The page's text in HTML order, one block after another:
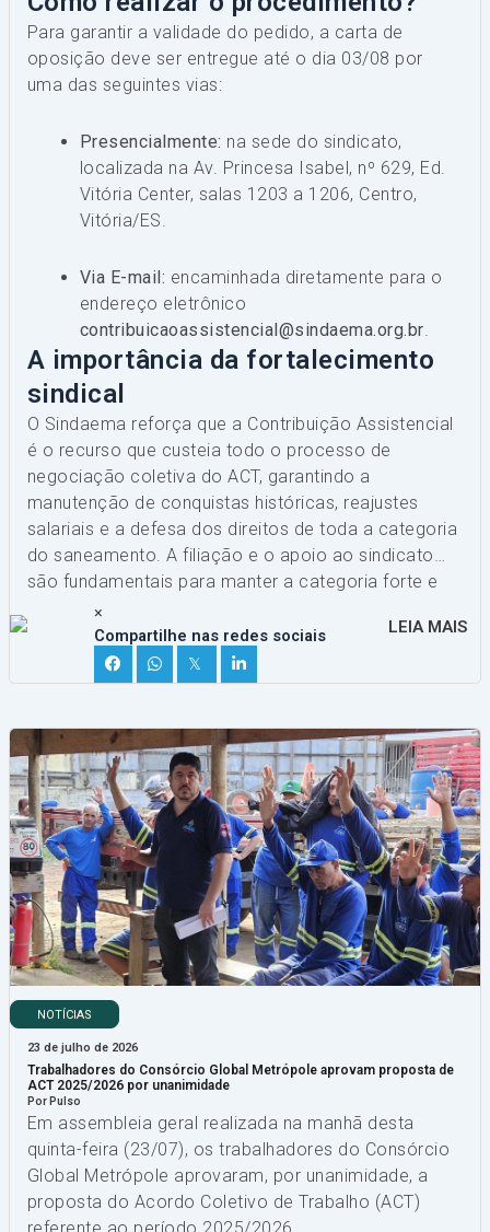
Para garantir a validade do pedido, a carta de
oposição deve ser entregue até o dia 03/08 por
uma das seguintes vias:
Presencialmente: na sede do sindicato,
localizada na Av. Princesa Isabel, nº 629, Ed.
Vitória Center, salas 1203 a 1206, Centro,
Vitória/ES.
Via E-mail: encaminhada diretamente para o
endereço eletrônico
contribuicaoassistencial@sindaema.org.br.
A importância da fortalecimento
sindical
O Sindaema reforça que a Contribuição Assistencial
é o recurso que custeia todo o processo de
negociação coletiva do ACT, garantindo a
manutenção de conquistas históricas, reajustes
salariais e a defesa dos direitos de toda a categoria
do saneamento. A filiação e o apoio ao sindicato
são fundamentais para manter a categoria forte e
representativa.
×
Compartilhe nas redes sociais
𝕏
LEIA MAIS
NOTÍCIAS
23 de julho de 2026
Trabalhadores do Consórcio Global Metrópole aprovam proposta de
ACT 2025/2026 por unanimidade
Por Pulso
Em assembleia geral realizada na manhã desta
quinta-feira (23/07), os trabalhadores do Consórcio
Global Metrópole aprovaram, por unanimidade, a
proposta do Acordo Coletivo de Trabalho (ACT)